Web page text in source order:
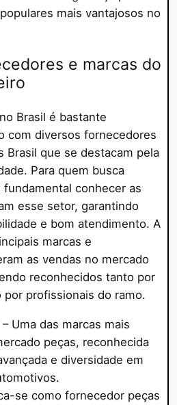
mais vantajosos no
e marcas do
Brasil é bastante
com diversos fornecedores
Brasil que se destacam pela
Para quem busca
conhecer as
esse setor, garantindo
e bom atendimento. A
marcas e
as vendas no mercado
reconhecidos tanto por
profissionais do ramo.
– Uma das marcas mais
peças, reconhecida
e diversidade em
se como fornecedor peças